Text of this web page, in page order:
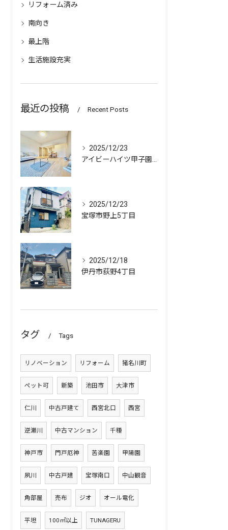
リフォーム済み
南向き
最上階
生活施設充実
最近の投稿 Recent Posts
2025/12/23
アイビーハイツ甲子園 511号室
2025/12/23
宝塚市野上5丁目
2025/12/18
伊丹市荻野4丁目
タグ Tags
リノベーション リフォーム 猪名川町
ペット可 新築 池田市 大津市
仁川 中古戸建て 西宮北口 西宮
逆瀬川 中古マンション 千種
神戸市 門戸厄神 苦楽園 甲陽園
夙川 中古戸建 宝塚南口 中山観音
角部屋 売布 ジオ オール電化
平坦 100㎡以上 TUNAGERU